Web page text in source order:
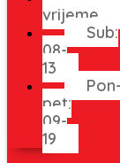
vrijeme
Sub:
08-
13
Pon-
pet:
09-
19